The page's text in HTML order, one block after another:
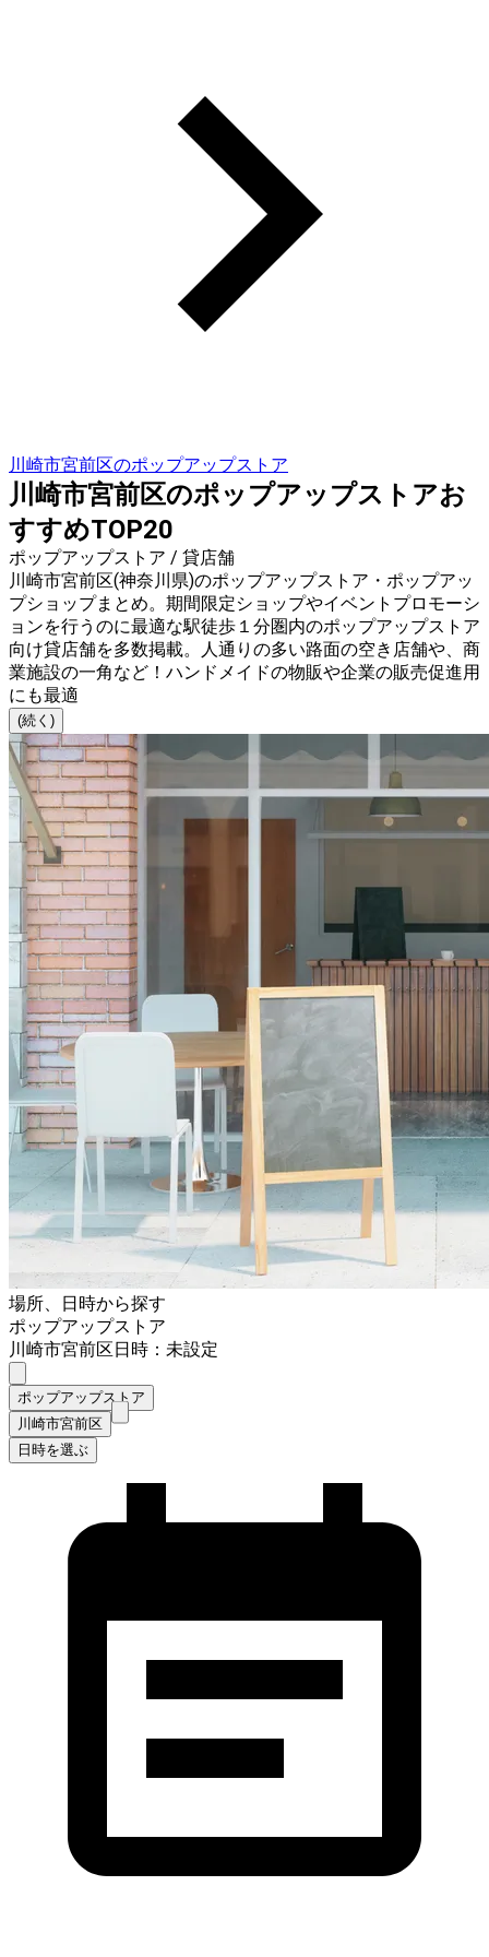
川崎市宮前区のポップアップストア
川崎市宮前区のポップアップストアお
すすめTOP20
ポップアップストア / 貸店舗
川崎市宮前区(神奈川県)のポップアップストア・ポップアッ
プショップまとめ。期間限定ショップやイベントプロモーシ
ョンを行うのに最適な駅徒歩１分圏内のポップアップストア
向け貸店舗を多数掲載。人通りの多い路面の空き店舗や、商
業施設の一角など！ハンドメイドの物販や企業の販売促進用
にも最適
(続く)
場所、日時から探す
ポップアップストア
川崎市宮前区日時：未設定
ポップアップストア
川崎市宮前区
日時を選ぶ